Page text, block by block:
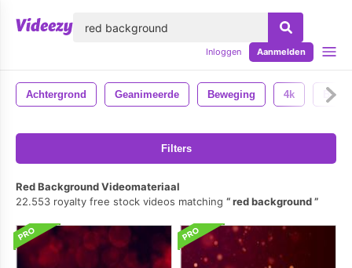
Inloggen Aanmelden
Achtergrond Geanimeerde Beweging 4k
Filters
Red Background Videomateriaal
22.553 royalty free stock videos matching
red background